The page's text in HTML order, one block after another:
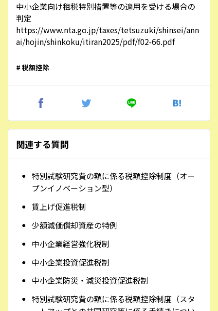
中小企業向け租税特別措置等の適用を受ける場合の
判定
https://www.nta.go.jp/taxes/tetsuzuki/shinsei/ann
ai/hojin/shinkoku/itiran2025/pdf/f02-66.pdf
# 税額控除
関連する質問
特別試験研究費の額に係る税額控除制度（オー
プンイノベーション型）
賃上げ促進税制
少額減価償却資産の特例
中小企業経営強化税制
中小企業投資促進税制
中小企業防災・減災投資促進税制
特別試験研究費の額に係る税額控除制度（スタ